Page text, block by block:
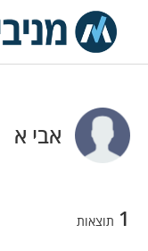
אבי א
1 תוצאות